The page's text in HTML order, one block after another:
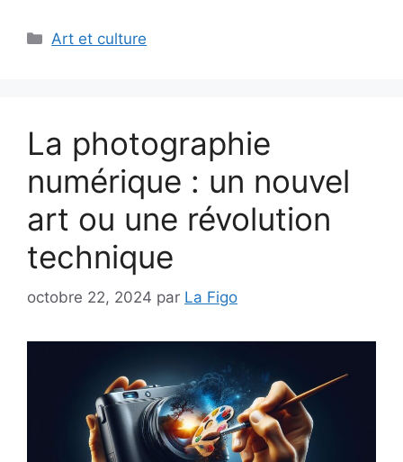
Catégories
Art et culture
La photographie
numérique : un nouvel
art ou une révolution
technique
octobre 22, 2024 par La Figo